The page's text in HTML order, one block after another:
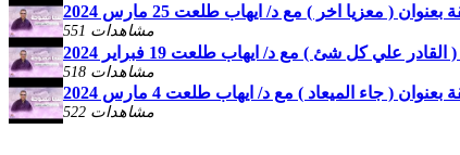
( معزيا اخر ) مع د/ ايهاب طلعت 25 مارس 2024
551 مشاهدات
علي كل شئ ) مع د/ ايهاب طلعت 19 فبراير 2024
518 مشاهدات
( جاء الميعاد ) مع د/ ايهاب طلعت 4 مارس 2024
522 مشاهدات